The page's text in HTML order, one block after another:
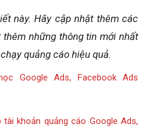
này. Hãy cập nhật thêm các
những thông tin mới nhất
quảng cáo hiệu quả.
Google Ads, Facebook Ads
khoản quảng cáo Google Ads,